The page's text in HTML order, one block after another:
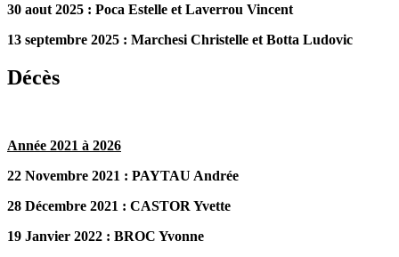
30 aout 2025 : Poca Estelle et Laverrou Vincent
13 septembre 2025 : Marchesi Christelle et Botta Ludovic
Décès
Année 2021 à 2026
22 Novembre 2021 : PAYTAU Andrée
28 Décembre 2021 : CASTOR Yvette
19 Janvier 2022 : BROC Yvonne